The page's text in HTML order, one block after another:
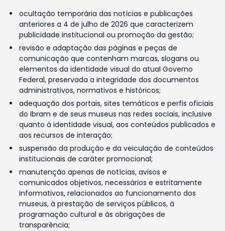
ocultação temporária das notícias e publicações
anteriores a 4 de julho de 2026 que caracterizem
publicidade institucional ou promoção da gestão;
revisão e adaptação das páginas e peças de
comunicação que contenham marcas, slogans ou
elementos da identidade visual do atual Governo
Federal, preservada a integridade dos documentos
administrativos, normativos e históricos;
adequação dos portais, sites temáticos e perfis oficiais
do Ibram e de seus museus nas redes sociais, inclusive
quanto à identidade visual, aos conteúdos publicados e
aos recursos de interação;
suspensão da produção e da veiculação de conteúdos
institucionais de caráter promocional;
manutenção apenas de notícias, avisos e
comunicados objetivos, necessários e estritamente
informativos, relacionados ao funcionamento dos
museus, à prestação de serviços públicos, à
programação cultural e às obrigações de
transparência;